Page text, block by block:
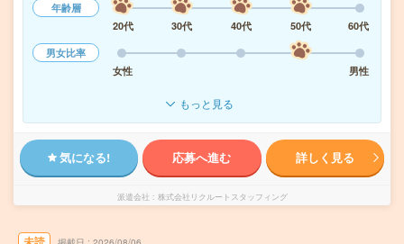
年齢層
20代
30代 40代 50代
60代
男女比率
女性
男性
もっと見る
気になる! 応募へ進む 詳しく見る
派遣会社 株式会社リクルートスタッフィング